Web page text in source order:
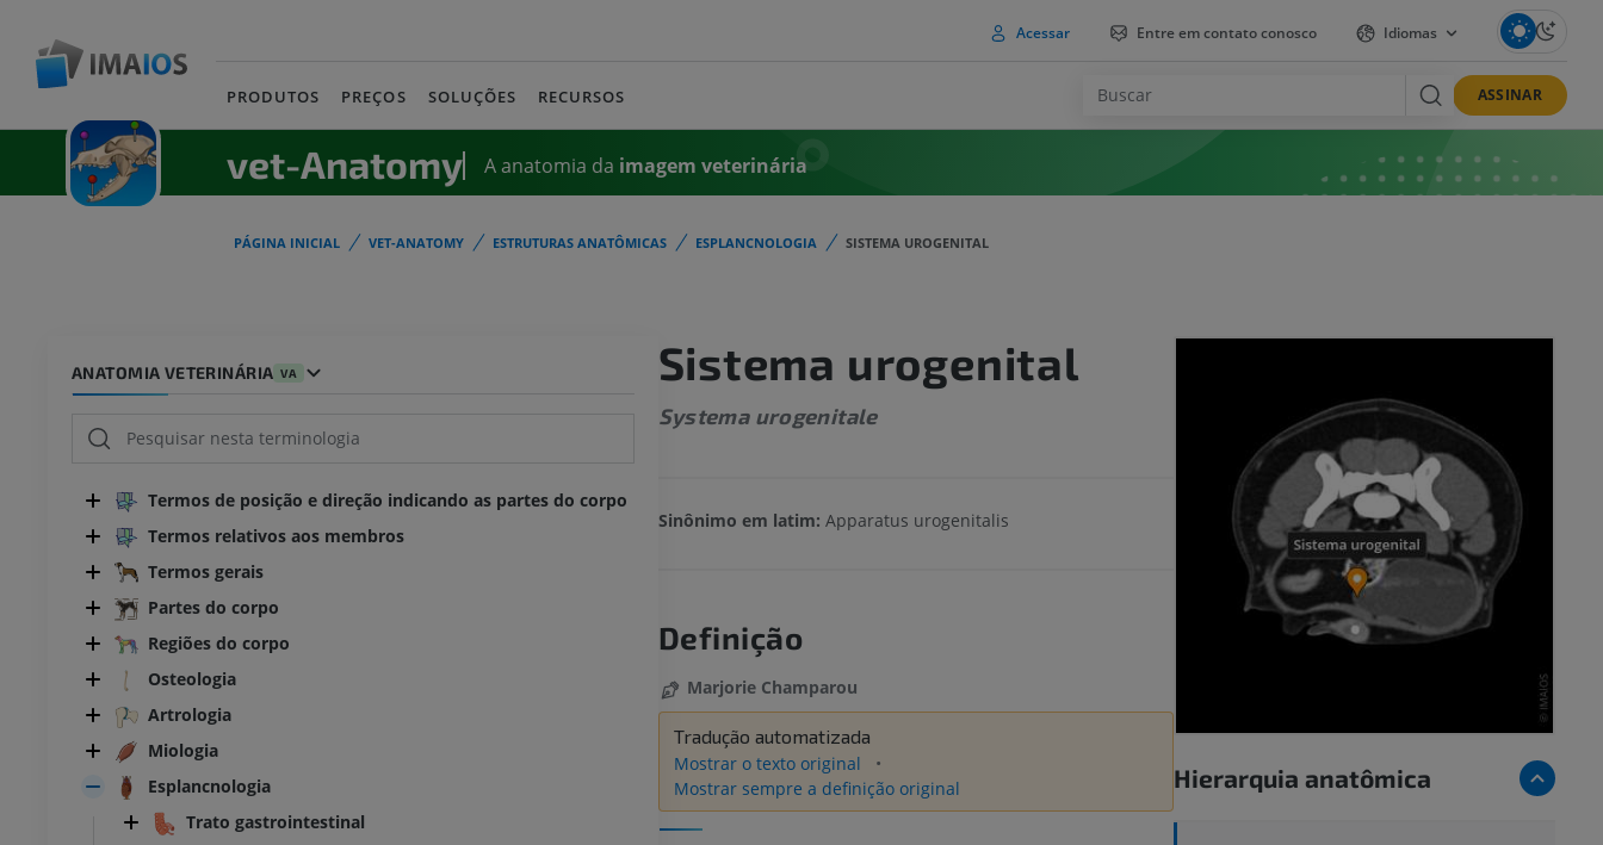
Acessar Entre em contato conosco Idiomas
PRODUTOS PREÇOS SOLUÇÕES RECURSOS ASSINAR
vet-Anatomy A anatomia da imagem veterinária
PÁGINA INICIAL VET-ANATOMY ESTRUTURAS ANATÔMICAS ESPLANCNOLOGIA SISTEMA UROGENITAL
ANATOMIA VETERINÁRIA VA
Termos de posição e direção indicando as partes do corpo
Termos relativos aos membros
Termos gerais
Partes do corpo
Regiões do corpo
Osteologia
Artrologia
Miologia
Esplancnologia
Trato gastrointestinal
Sistema urogenital
Systema urogenitale
Sinônimo em latim: Apparatus urogenitalis
Definição
Marjorie Champarou
Tradução automatizada
Mostrar o texto original
Mostrar sempre a definição original
Hierarquia anatômica